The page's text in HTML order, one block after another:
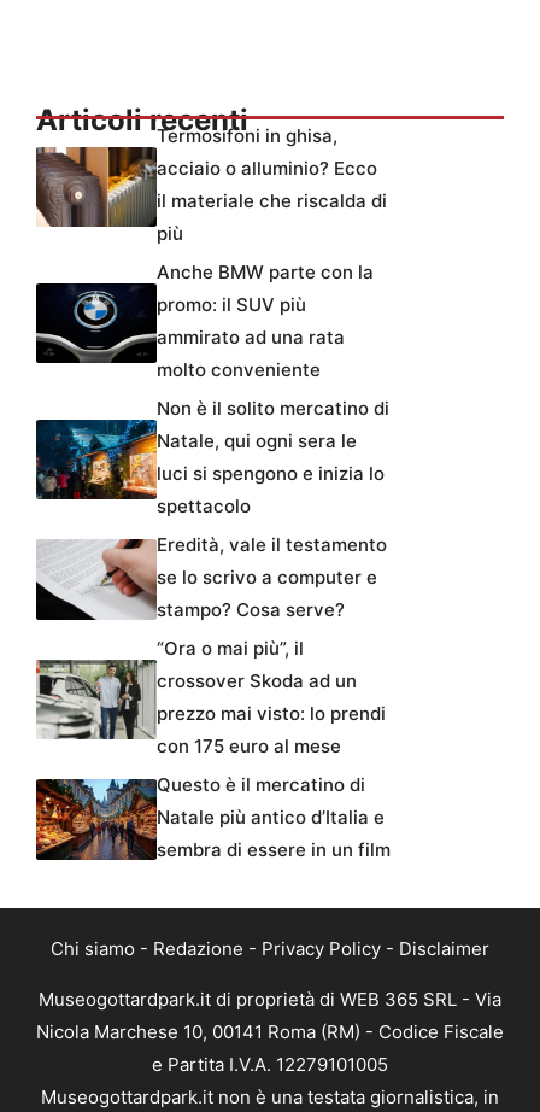
Articoli recentiTermosifoni in ghisa,
acciaio o alluminio? Ecco
il materiale che riscalda di
più
Anche BMW parte con la
promo: il SUV più
ammirato ad una rata
molto conveniente
Non è il solito mercatino di
Natale, qui ogni sera le
luci si spengono e inizia lo
spettacolo
Eredità, vale il testamento
se lo scrivo a computer e
stampo? Cosa serve?
“Ora o mai più”, il
crossover Skoda ad un
prezzo mai visto: lo prendi
con 175 euro al mese
Questo è il mercatino di
Natale più antico d’Italia e
sembra di essere in un film
Chi siamo - Redazione - Privacy Policy - Disclaimer
Museogottardpark.it di proprietà di WEB 365 SRL - Via
Nicola Marchese 10, 00141 Roma (RM) - Codice Fiscale
e Partita I.V.A. 12279101005
Museogottardpark.it non è una testata giornalistica, in